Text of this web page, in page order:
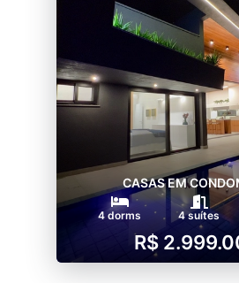
CASAS EM
4 dorms 4 suítes
R$